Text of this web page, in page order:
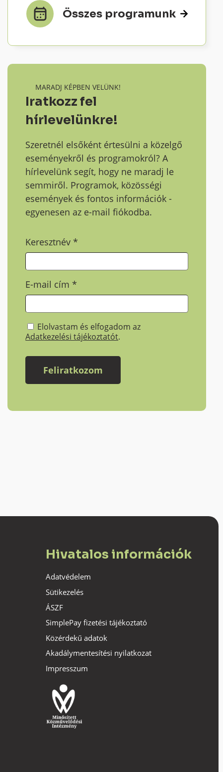
Összes programunk
MARADJ KÉPBEN VELÜNK!
Iratkozz fel
hírlevelünkre!
Szeretnél elsőként értesülni a közelgő
eseményekről és programokról? A
hírlevelünk segít, hogy ne maradj le
semmiről. Programok, közösségi
események és fontos információk -
egyenesen az e-mail fiókodba.
Keresztnév*
E-mail cím*
Elolvastam és elfogadom az
Adatkezelési tájékoztatót.
Hivatalos információk
Adatvédelem
Sütikezelés
ÁSZF
SimplePay fizetési tájékoztató
Közérdekű adatok
Akadálymentesítési nyilatkozat
Impresszum